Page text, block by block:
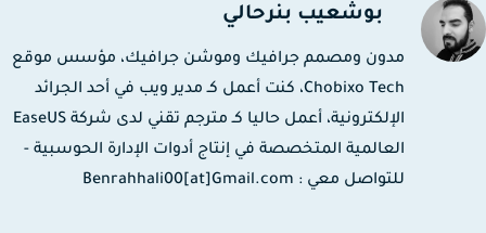
بوشعيب بنرحالي
مدون ومصمم جرافيك وموشن جرافيك، مؤسس موقع
Chobixo Tech، كنت أعمل كـ مدير ويب في أحد الجرائد
الإلكترونية، أعمل حاليا كـ مترجم تقني لدى شركة EaseUS
العالمية المتخصصة في إنتاج أدوات الإدارة الحوسبية -
للتواصل معي : Benrahhali00[at]Gmail.com